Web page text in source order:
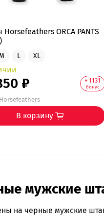
ORCA PANTS
M L XL
₽ + 1131
бонус
Horsefeathers
В корзину
мужские
начерные мужские